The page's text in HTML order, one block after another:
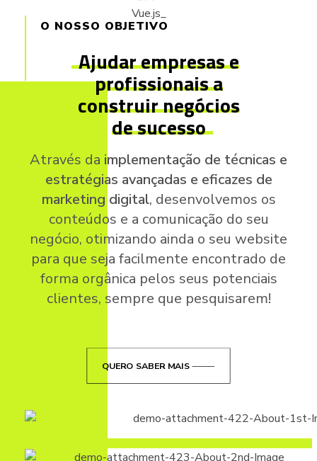
O NOSSO OBJETIVO
Ajudar empresas e
profissionais a
construir negócios
de sucesso
Através da implementação de técnicas e
estratégias avançadas e eficazes de
marketing digital, desenvolvemos os
conteúdos e a comunicação do seu
negócio, otimizando ainda o seu website
para que seja facilmente encontrado de
forma orgânica pelos seus potenciais
clientes, sempre que pesquisarem!
QUERO SABER MAIS